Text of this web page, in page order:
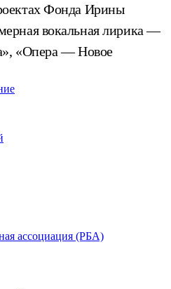
Фонда Ирины
вокальная лирика —
«Опера — Новое
ассоциация (РБА)